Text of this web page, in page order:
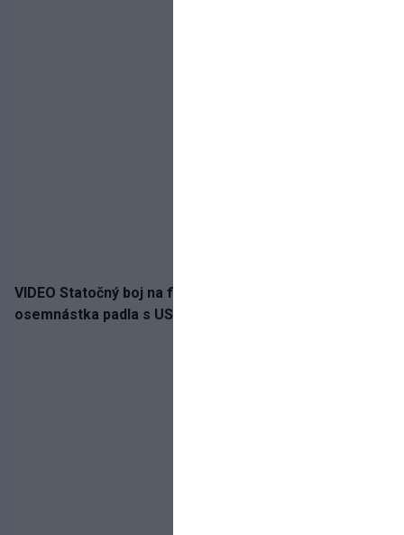
VIDEO Statočný boj na finále nestačil: Slovenská
osemnástka padla s USA a zabojuje o bronz